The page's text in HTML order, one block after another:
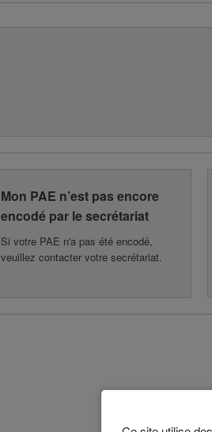
Mon PAE n’est pas encore
encodé par le secrétariat
Si votre PAE n'a pas été encodé,
veuillez contacter votre secrétariat.